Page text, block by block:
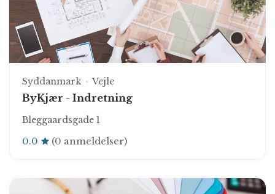
Syddanmark Vejle
ByKjær - Indretning
Bleggaardsgade 1
0.0 (0 anmeldelser)